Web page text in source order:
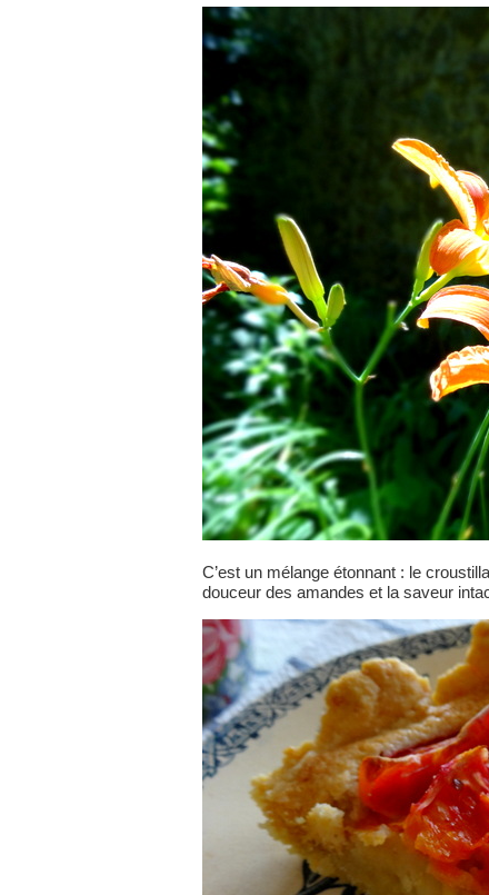
C’est un mélange étonnant : le
douceur des amandes et la saveur